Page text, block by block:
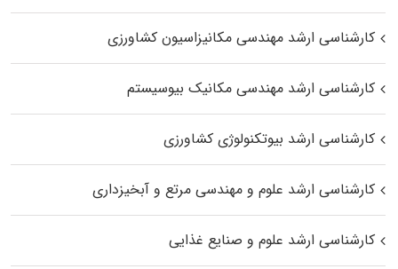
کارشناسی ارشد مهندسی مکانیزاسیون کشاورزی
کارشناسی ارشد مهندسی مکانیک بیوسیستم
کارشناسی ارشد بیوتکنولوژی کشاورزی
کارشناسی ارشد علوم و مهندسی مرتع و آبخیزداری
کارشناسی ارشد علوم و صنایع غذایی